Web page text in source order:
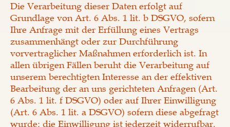
Die Verarbeitung dieser Daten erfolgt auf
Grundlage von Art. 6 Abs. 1 lit. b DSGVO, sofern
Ihre Anfrage mit der Erfüllung eines Vertrags
zusammenhängt oder zur Durchführung
vorvertraglicher Maßnahmen erforderlich ist. In
allen übrigen Fällen beruht die Verarbeitung auf
unserem berechtigten Interesse an der effektiven
Bearbeitung der an uns gerichteten Anfragen (Art.
6 Abs. 1 lit. f DSGVO) oder auf Ihrer Einwilligung
(Art. 6 Abs. 1 lit. a DSGVO) sofern diese abgefragt
wurde; die Einwilligung ist jederzeit widerrufbar.